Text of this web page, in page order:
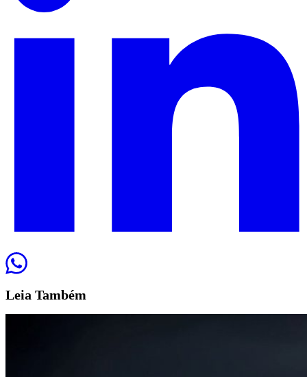
Leia Também